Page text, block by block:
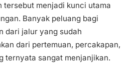
tersebut menjadi kunci utama
Banyak peluang bagi
dari jalur yang sudah
dari pertemuan, percakapan,
ternyata sangat menjanjikan.